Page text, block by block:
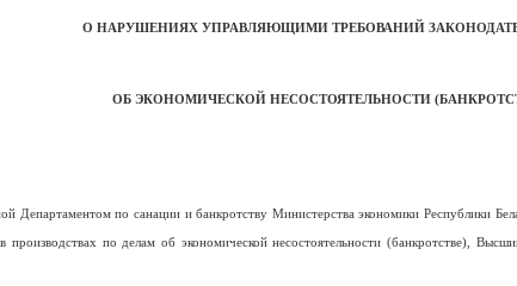
О НАРУШЕНИЯХ УПРАВЛЯЮЩИМИ ТРЕБОВАНИЙ
ОБ ЭКОНОМИЧЕСКОЙ НЕСОСТОЯТЕЛЬНОСТИ
Департаментом по санации и банкротству Министерства экономики Республики
производствах по делам об экономической несостоятельности (банкротстве),